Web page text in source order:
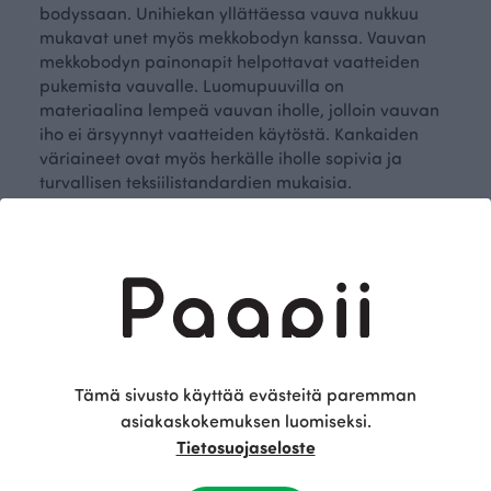
bodyssaan. Unihiekan yllättäessa vauva nukkuu
mukavat unet myös mekkobodyn kanssa. Vauvan
mekkobodyn painonapit helpottavat vaatteiden
pukemista vauvalle. Luomupuuvilla on
materiaalina lempeä vauvan iholle, jolloin vauvan
iho ei ärsyynnyt vaatteiden käytöstä. Kankaiden
väriaineet ovat myös herkälle iholle sopivia ja
turvallisen teksiilistandardien mukaisia.
Vastuullisesti tuotetut mekkobodyt
kuosit sopivat kaikille vauvoille. Mikä onkaan
ihanampaa kuin tietää, että vauvasi vaate on
valmistettu vastuullisesti Suomessa, Paapiin
omassa ompelimossa Kokkolassa. Kun tilaat
Tämä sivusto käyttää evästeitä paremman
asiakaskokemuksen luomiseksi.
Tietosuojaseloste